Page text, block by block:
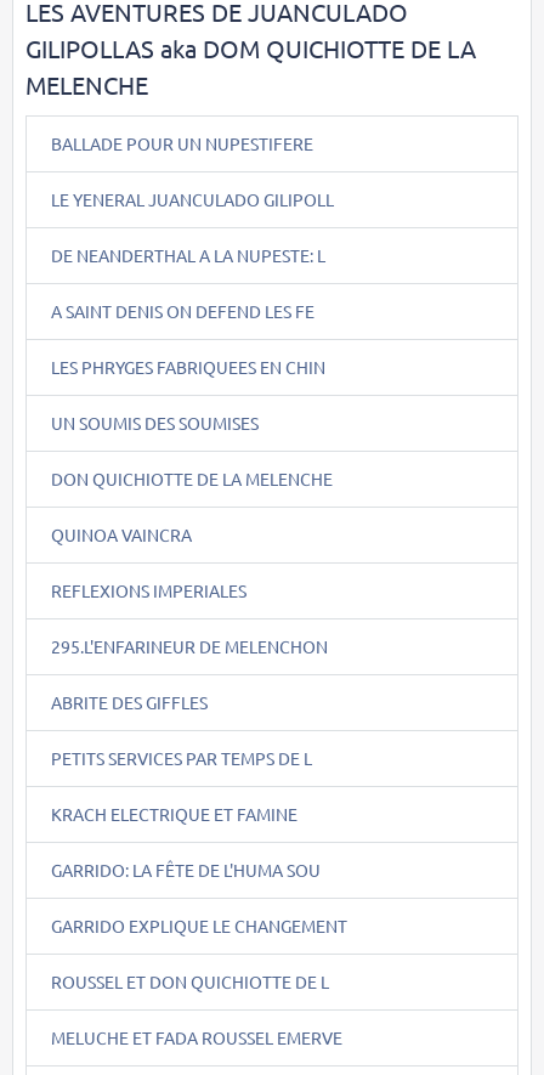
LES AVENTURES DE JUANCULADO
GILIPOLLAS aka DOM QUICHIOTTE DE LA
MELENCHE
BALLADE POUR UN NUPESTIFERE
LE YENERAL JUANCULADO GILIPOLL
DE NEANDERTHAL A LA NUPESTE: L
A SAINT DENIS ON DEFEND LES FE
LES PHRYGES FABRIQUEES EN CHIN
UN SOUMIS DES SOUMISES
DON QUICHIOTTE DE LA MELENCHE
QUINOA VAINCRA
REFLEXIONS IMPERIALES
295.L'ENFARINEUR DE MELENCHON
ABRITE DES GIFFLES
PETITS SERVICES PAR TEMPS DE L
KRACH ELECTRIQUE ET FAMINE
GARRIDO: LA FÊTE DE L'HUMA SOU
GARRIDO EXPLIQUE LE CHANGEMENT
ROUSSEL ET DON QUICHIOTTE DE L
MELUCHE ET FADA ROUSSEL EMERVE